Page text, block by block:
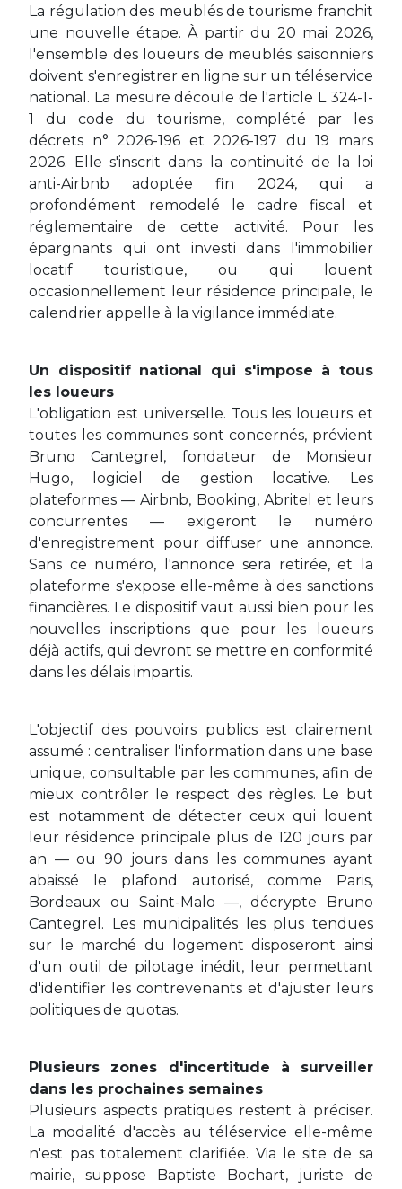
La régulation des meublés de tourisme franchit
une nouvelle étape. À partir du 20 mai 2026,
l'ensemble des loueurs de meublés saisonniers
doivent s'enregistrer en ligne sur un téléservice
national. La mesure découle de l'article L 324-1-
1 du code du tourisme, complété par les
décrets n° 2026-196 et 2026-197 du 19 mars
2026. Elle s'inscrit dans la continuité de la loi
anti-Airbnb adoptée fin 2024, qui a
profondément remodelé le cadre fiscal et
réglementaire de cette activité. Pour les
épargnants qui ont investi dans l'immobilier
locatif touristique, ou qui louent
occasionnellement leur résidence principale, le
calendrier appelle à la vigilance immédiate.
Un dispositif national qui s'impose à tous
les loueurs
L'obligation est universelle. Tous les loueurs et
toutes les communes sont concernés, prévient
Bruno Cantegrel, fondateur de Monsieur
Hugo, logiciel de gestion locative. Les
plateformes — Airbnb, Booking, Abritel et leurs
concurrentes — exigeront le numéro
d'enregistrement pour diffuser une annonce.
Sans ce numéro, l'annonce sera retirée, et la
plateforme s'expose elle-même à des sanctions
financières. Le dispositif vaut aussi bien pour les
nouvelles inscriptions que pour les loueurs
déjà actifs, qui devront se mettre en conformité
dans les délais impartis.
L'objectif des pouvoirs publics est clairement
assumé : centraliser l'information dans une base
unique, consultable par les communes, afin de
mieux contrôler le respect des règles. Le but
est notamment de détecter ceux qui louent
leur résidence principale plus de 120 jours par
an — ou 90 jours dans les communes ayant
abaissé le plafond autorisé, comme Paris,
Bordeaux ou Saint-Malo —, décrypte Bruno
Cantegrel. Les municipalités les plus tendues
sur le marché du logement disposeront ainsi
d'un outil de pilotage inédit, leur permettant
d'identifier les contrevenants et d'ajuster leurs
politiques de quotas.
Plusieurs zones d'incertitude à surveiller
dans les prochaines semaines
Plusieurs aspects pratiques restent à préciser.
La modalité d'accès au téléservice elle-même
n'est pas totalement clarifiée. Via le site de sa
mairie, suppose Baptiste Bochart, juriste de